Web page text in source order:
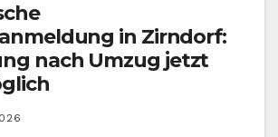
in Zirndorf:
nach Umzug jetzt